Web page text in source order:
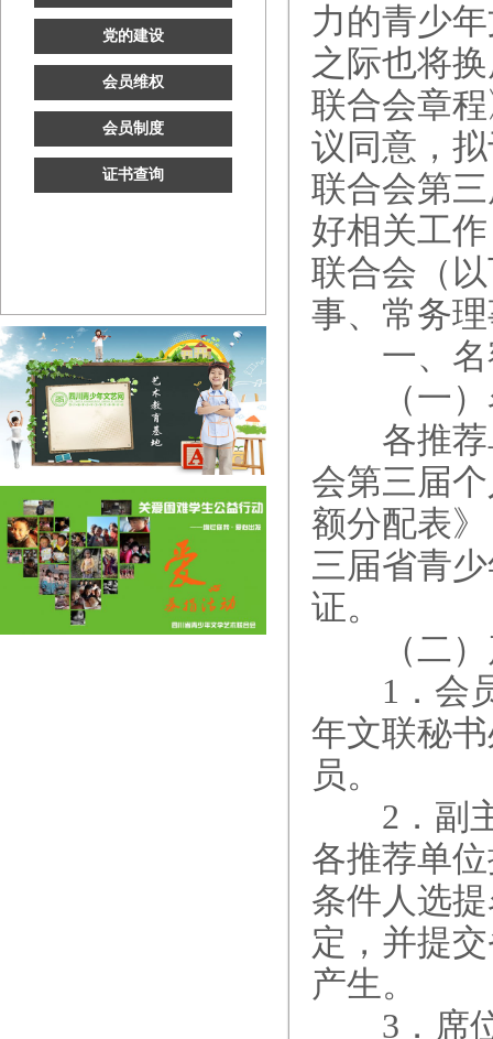
党的建设
会员维权
会员制度
证书查询
力的青少
之际也将
联合会章
议同意，
联合会第
好相关工
联合会（
事、常务
一、名
（一）
各推荐单
会第三届
额分配表
三届省青
证。
（二）
1．会员
年文联秘
员。
2．副主
各推荐单
条件人选
定，并提
产生。
3．席位